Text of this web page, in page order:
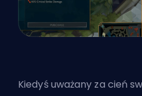
Kiedyś uważany za cień